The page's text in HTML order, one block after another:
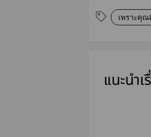
เพราะคุณ
แนะนำเ